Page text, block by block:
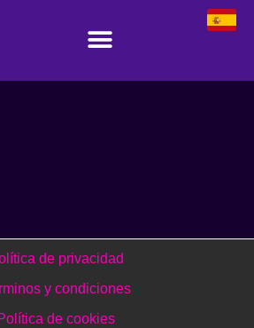
de privacidad
y condiciones
de cookies